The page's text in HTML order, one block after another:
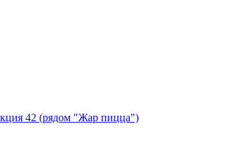
42 (рядом "Жар пицца")